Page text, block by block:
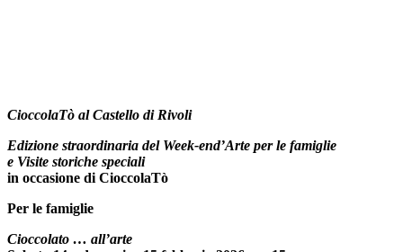
Educazione
News
Dipartimento
Educazione
e
Famiglie
CioccolaTò al Castello di Rivoli
Edizione straordinaria del Week-end’Arte per le famiglie
e Visite storiche speciali
in occasione di CioccolaTò
Per le famiglie
Cioccolato … all’arte